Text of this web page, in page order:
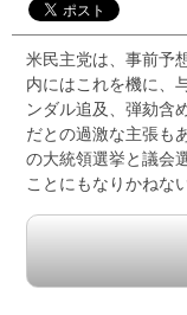
米民主党は、事前予
内にはこれを機に、
ンダル追及、弾劾含
だとの過激な主張も
の大統領選挙と議会
ことにもなりかねない